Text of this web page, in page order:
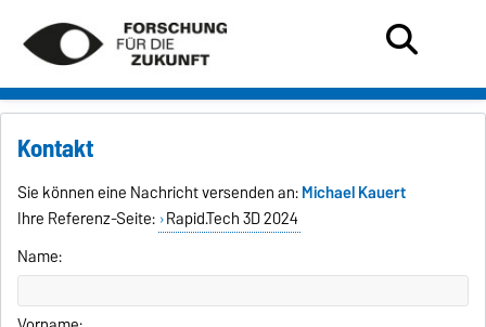
Kontakt
Sie können eine Nachricht versenden an:Michael Kauert
Ihre Referenz-Seite: Rapid.Tech 3D 2024
Name: